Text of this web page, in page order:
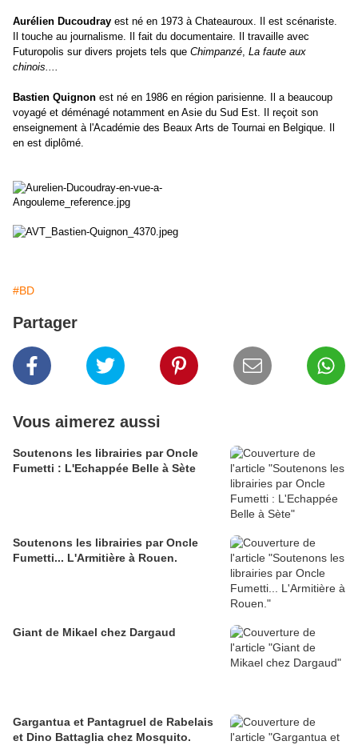
Aurélien Ducoudray est né en 1973 à Chateauroux. Il est scénariste.
Il touche au journalisme. Il fait du documentaire. Il travaille avec
Futuropolis sur divers projets tels que Chimpanzé, La faute aux
chinois....
Bastien Quignon est né en 1986 en région parisienne. Il a beaucoup
voyagé et déménagé notamment en Asie du Sud Est. Il reçoit son
enseignement à l'Académie des Beaux Arts de Tournai en Belgique. Il
en est diplômé.
#BD
Partager
Vous aimerez aussi
Soutenons les librairies par Oncle
Fumetti : L'Echappée Belle à Sète
Soutenons les librairies par Oncle
Fumetti... L'Armitière à Rouen.
Giant de Mikael chez Dargaud
Gargantua et Pantagruel de Rabelais
et Dino Battaglia chez Mosquito.